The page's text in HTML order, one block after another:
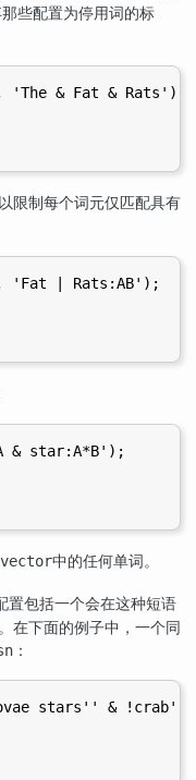
些配置为停用词的标
'The & Fat & Rats');
限制每个词元仅匹配具有
'Fat | Rats:AB');
& star:A*B');
中的任何单词。
置包括一个会在这种短语
在下面的例子中，一个同
：
stars'' & !crab');